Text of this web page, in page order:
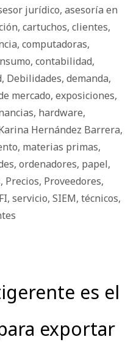
jurídico, asesoría en
, cartuchos, clientes,
, computadoras,
, contabilidad,
, Debilidades, demanda,
mercado, exposiciones,
, hardware,
Hernández Barrera,
, materias primas,
, ordenadores, papel,
, Precios, Proveedores,
, servicio, SIEM, técnicos,
es el
exportar